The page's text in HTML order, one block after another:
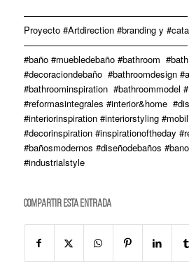
——————————————————
Proyecto #Artdirection #branding y
——————————————————
#baño #muebledebaño #bathroom
#decoraciondebaño #bathroomdesign
#bathroominspiration #bathroommodel
#reformasintegrales #interior&home
#interiorinspiration #interiorstyling
#decorinspiration #inspirationoftheday
#bañosmodernos #diseñodebaños
#industrialstyle
Compartir esta entrada